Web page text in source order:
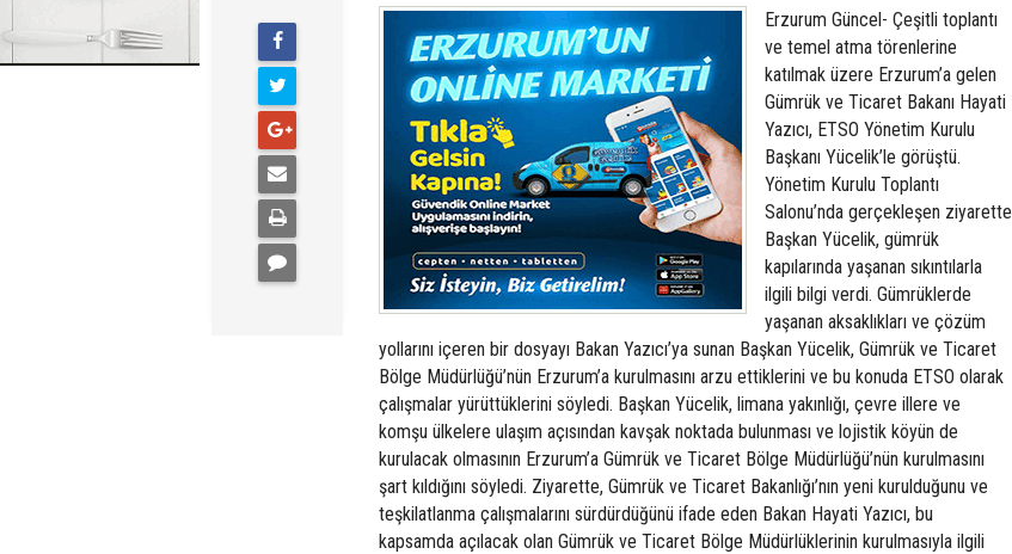
Erzurum Güncel- Çeşitli toplantı
ve temel atma törenlerine
katılmak üzere Erzurum’a gelen
Gümrük ve Ticaret Bakanı Hayati
Yazıcı, ETSO Yönetim Kurulu
Başkanı Yücelik’le görüştü.
Yönetim Kurulu Toplantı
Salonu’nda gerçekleşen ziyarette
Başkan Yücelik, gümrük
kapılarında yaşanan sıkıntılarla
ilgili bilgi verdi. Gümrüklerde
yaşanan aksaklıkları ve çözüm
yollarını içeren bir dosyayı Bakan Yazıcı’ya sunan Başkan Yücelik, Gümrük ve Ticaret
Bölge Müdürlüğü’nün Erzurum’a kurulmasını arzu ettiklerini ve bu konuda ETSO olarak
çalışmalar yürüttüklerini söyledi. Başkan Yücelik, limana yakınlığı, çevre illere ve
komşu ülkelere ulaşım açısından kavşak noktada bulunması ve lojistik köyün de
kurulacak olmasının Erzurum’a Gümrük ve Ticaret Bölge Müdürlüğü’nün kurulmasını
şart kıldığını söyledi. Ziyarette, Gümrük ve Ticaret Bakanlığı’nın yeni kurulduğunu ve
teşkilatlanma çalışmalarını sürdürdüğünü ifade eden Bakan Hayati Yazıcı, bu
kapsamda açılacak olan Gümrük ve Ticaret Bölge Müdürlüklerinin kurulmasıyla ilgili